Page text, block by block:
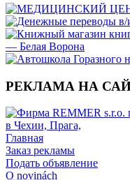
РЕКЛАМА НА
Главная
Заказ рекламы
Подать объявление
O novinách